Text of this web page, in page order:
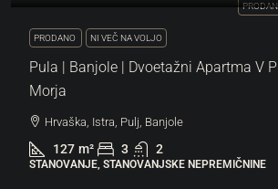
PRODANO NI VEČ NA VOLJO
Pula | Banjole | Dvoetažni Apartma V
Morja
Hrvaška, Istra, Pulj, Banjole
127 m² 3 2
STANOVANJE, STANOVANJSKE NEPREMIČNINE